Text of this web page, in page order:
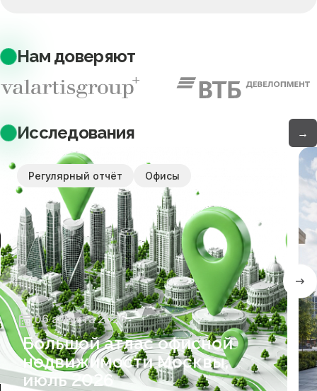
Нам доверяют
Исследования →
Регулярный отчёт Офисы
06 августа 2026
Большой атлас офисной
недвижимости Москвы,
июль 2026